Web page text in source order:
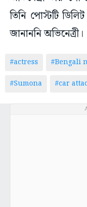
তিনি পোস্টটি
জানাননি অভিনেত্রী।
#actress #Bengali
#Sumona
#car